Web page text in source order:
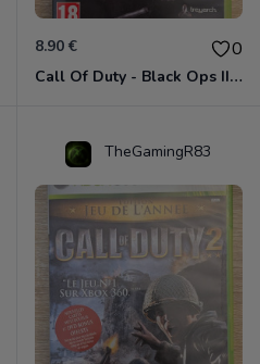
8.90 € 0
Call Of Duty - Black Ops II Xbox 360
TheGamingR83